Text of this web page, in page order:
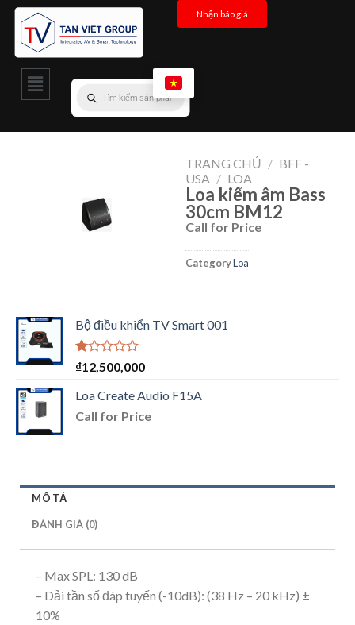
Nhận báo giá
TRANG CHỦ / BFF -
USA / LOA
Loa kiểm âm Bass
30cm BM12
Call for Price
CategoryLoa
Bộ điều khiển TV Smart 001
Được
hạng
1.00
5
₫12,500,000
Loa Create Audio F15A
Call for Price
MÔ TẢ
ĐÁNH GIÁ (0)
– Max SPL: 130 dB
– Dải tần số đáp tuyến (-10dB): (38 Hz – 20 kHz) ±
10%